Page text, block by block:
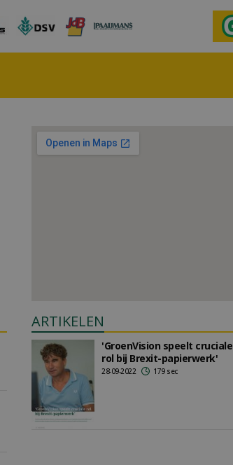
ARTIKELEN
'GroenVision speelt cruciale
rol bij Brexit-papierwerk'
28-09-2022 179 sec